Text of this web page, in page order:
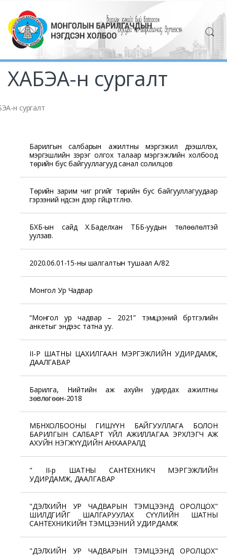
ХАБЭА-н сургалт
н сургалт
Барилгын салбарын ажилтны мэргэжил дээшлүүлэх,
мэргэшлийн зэрэг олгох талаар мэргэжлийн холбоод
төрийн бус байгууллагууд санал солилцов
Төрийн зарим чиг үүргийг төрийн бус байгууллагуудаар
гэрээний үндсэн дээр гүйцэтгүүлнэ.
БХБ-ын сайд Х.Баделхан ТББ-уудын төлөөлөлтэй
уулзав.
2020.06.01-15-ны шалгалтын тушаал А/82
Монгол Ур Чадвар
“Монгол ур чадвар – 2021” тэмцээний бүртгэлийн
анкетыг эндээс татна уу.
II-Р ШАТНЫ ЦАХИЛГААН МЭРГЭЖЛИЙН УДИРДАМЖ,
ДААЛГАВАР
Барилга, Нийтийн аж ахуйн удирдах ажилтны
зөвлөгөөн-2018
МБНХОЛБООНЫ ГИШҮҮН БАЙГУУЛЛАГА БОЛОН
БАРИЛГЫН САЛБАРТ ҮЙЛ АЖИЛЛАГАА ЭРХЛЭГЧ АЖ
АХУЙН НЭГЖҮҮДИЙН АНХААРАЛД
" II-р ШАТНЫ САНТЕХНИКЧ МЭРГЭЖЛИЙН
УДИРДАМЖ, ДААЛГАВАР
"ДЭЛХИЙН УР ЧАДВАРЫН ТЭМЦЭЭНД ОРОЛЦОХ"
ШИЛДГИЙГ ШАЛГАРУУЛАХ СҮҮЛИЙН ШАТНЫ
САНТЕХНИКИЙН ТЭМЦЭЭНИЙ УДИРДАМЖ
"ДЭЛХИЙН УР ЧАДВАРЫН ТЭМЦЭЭНД ОРОЛЦОХ"